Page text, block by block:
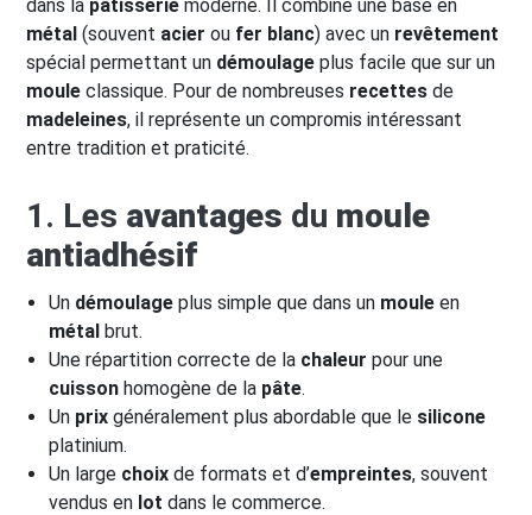
dans la pâtisserie moderne. Il combine une base en
métal (souvent acier ou fer blanc) avec un revêtement
spécial permettant un démoulage plus facile que sur un
moule classique. Pour de nombreuses recettes de
madeleines, il représente un compromis intéressant
entre tradition et praticité.
1. Les avantages du moule
antiadhésif
Un démoulage plus simple que dans un moule en
métal brut.
Une répartition correcte de la chaleur pour une
cuisson homogène de la pâte.
Un prix généralement plus abordable que le silicone
platinium.
Un large choix de formats et d’empreintes, souvent
vendus en lot dans le commerce.